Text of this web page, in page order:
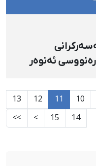
ئەنوەر
10
11
12
13
14
15
>
>>